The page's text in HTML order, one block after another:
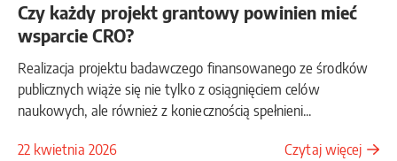
Czy każdy projekt grantowy powinien mieć
wsparcie CRO?
Realizacja projektu badawczego finansowanego ze środków
publicznych wiąże się nie tylko z osiągnięciem celów
naukowych, ale również z koniecznością spełnieni...
22 kwietnia 2026 Czytaj więcej